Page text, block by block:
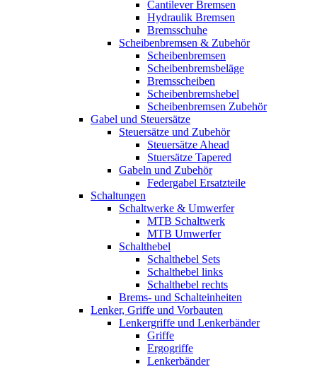
Cantilever Bremsen
Hydraulik Bremsen
Bremsschuhe
Scheibenbremsen & Zubehör
Scheibenbremsen
Scheibenbremsbeläge
Bremsscheiben
Scheibenbremshebel
Scheibenbremsen Zubehör
Gabel und Steuersätze
Steuersätze und Zubehör
Steuersätze Ahead
Stuersätze Tapered
Gabeln und Zubehör
Federgabel Ersatzteile
Schaltungen
Schaltwerke & Umwerfer
MTB Schaltwerk
MTB Umwerfer
Schalthebel
Schalthebel Sets
Schalthebel links
Schalthebel rechts
Brems- und Schalteinheiten
Lenker, Griffe und Vorbauten
Lenkergriffe und Lenkerbänder
Griffe
Ergogriffe
Lenkerbänder